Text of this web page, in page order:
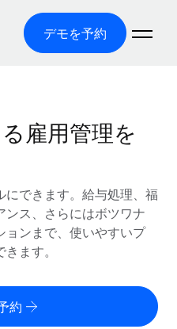
デモを予約
理を手軽に
）
ずに実現
して契約
検索する
雇用管理を
できます。給与処理、福
ンス、さらにはボツワナ
ョンまで、使いやすいプ
ます。
約